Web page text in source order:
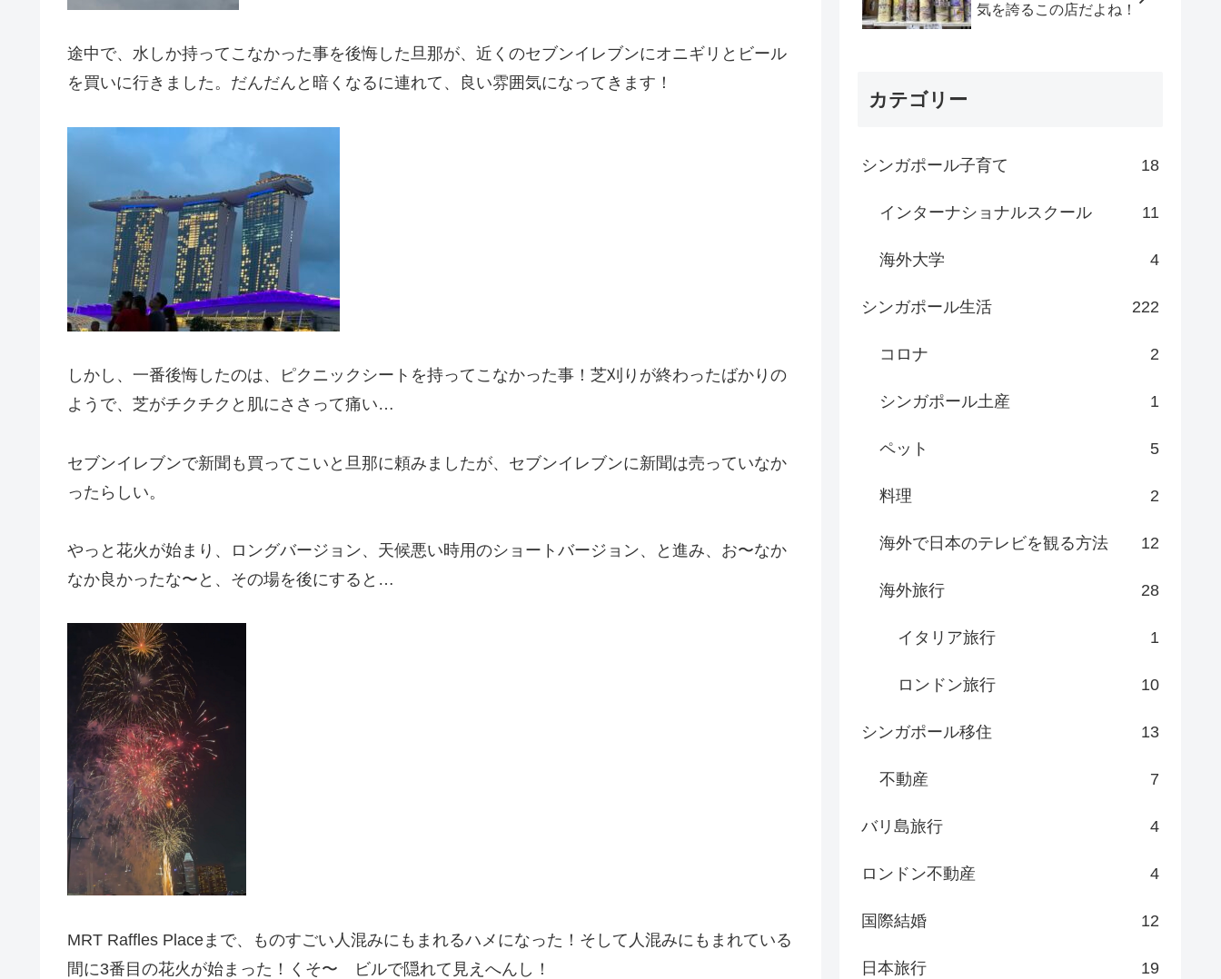
途中で、水しか持ってこなかった事を後悔した旦那が、近くのセブンイレブンにオニギリとビール
を買いに行きました。だんだんと暗くなるに連れて、良い雰囲気になってきます！
しかし、一番後悔したのは、ピクニックシートを持ってこなかった事！芝刈りが終わったばかりの
ようで、芝がチクチクと肌にささって痛い…
セブンイレブンで新聞も買ってこいと旦那に頼みましたが、セブンイレブンに新聞は売っていなか
ったらしい。
やっと花火が始まり、ロングバージョン、天候悪い時用のショートバージョン、と進み、お〜なか
なか良かったな〜と、その場を後にすると…
MRT Raffles Placeまで、ものすごい人混みにもまれるハメになった！そして人混みにもまれている
間に3番目の花火が始まった！くそ〜 ビルで隠れて見えへんし！
気を誇るこの店だよね！
カテゴリー
シンガポール子育て 18
インターナショナルスクール 11
海外大学 4
シンガポール生活 222
コロナ 2
シンガポール土産 1
ペット 5
料理 2
海外で日本のテレビを観る方法 12
海外旅行 28
イタリア旅行 1
ロンドン旅行 10
シンガポール移住 13
不動産 7
バリ島旅行 4
ロンドン不動産 4
国際結婚 12
日本旅行 19